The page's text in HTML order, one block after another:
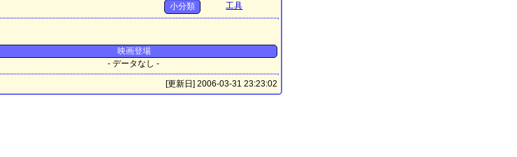
小分類
工具
映画登場
- データなし -
[更新日] 2006-03-31 23:23:02